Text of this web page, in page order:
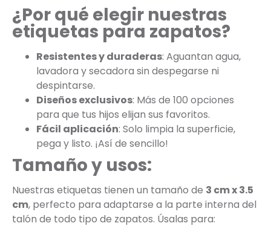
¿Por qué elegir nuestras
etiquetas para zapatos?
Resistentes y duraderas: Aguantan agua,
lavadora y secadora sin despegarse ni
despintarse.
Diseños exclusivos: Más de 100 opciones
para que tus hijos elijan sus favoritos.
Fácil aplicación: Solo limpia la superficie,
pega y listo. ¡Así de sencillo!
Tamaño y usos:
Nuestras etiquetas tienen un tamaño de 3 cm x 3.5
cm, perfecto para adaptarse a la parte interna del
talón de todo tipo de zapatos. Úsalas para: